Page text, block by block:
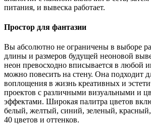
питания, и вывеска работает.
Простор для фантазии
Вы абсолютно не ограничены в выборе
длины и размеров будущей неоновой
неон превосходно вписывается в любой
можно повесить на стену. Она подходит
воплощения в жизнь креативных и
проектов с различными визуальными и
эффектами. Широкая палитра цветов
белый, желтый, синий, зеленый,
40 цветов и оттенков.